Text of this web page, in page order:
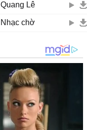
Quang Lê
Nhạc chờ